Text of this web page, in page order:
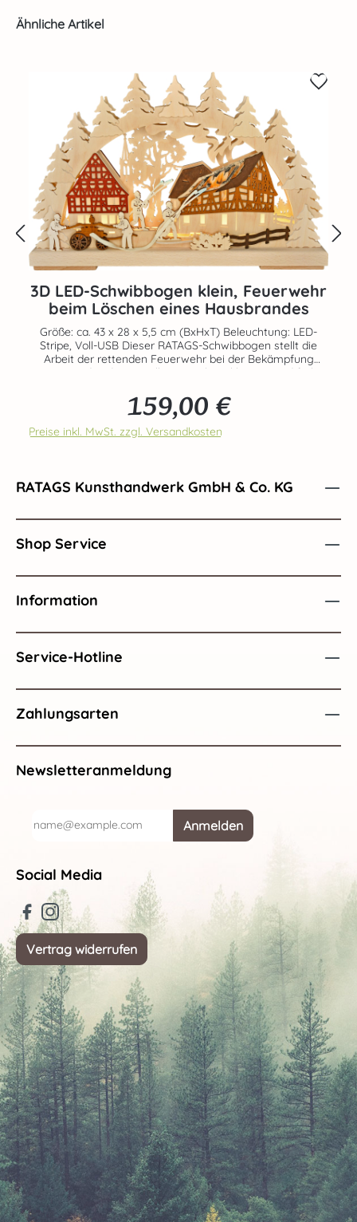
Produktgalerie überspringen
Ähnliche Artikel
3D LED-Schwibbogen klein, Feuerwehr
beim Löschen eines Hausbrandes
Größe: ca. 43 x 28 x 5,5 cm (BxHxT) Beleuchtung: LED-
Stripe, Voll-USB Dieser RATAGS-Schwibbogen stellt die
Arbeit der rettenden Feuerwehr bei der Bekämpfung
eines Brandes dar. Detaillierte Fachwerkhäuser und farbig
tragischen Geschehens einen großen Reiz. Die blendfrei
montierte LED-Beleuchtung verbreitet ein
stimmungsvolles Licht. Echte Handarbeit aus dem Hause
RATAGS - Made in Germany - 100% original Erzgebirge
Regulärer Preis:
159,00 €
Preise inkl. MwSt. zzgl. Versandkosten
RATAGS Kunsthandwerk GmbH & Co. KG
Shop Service
Information
Service-Hotline
Zahlungsarten
Newsletteranmeldung
Anmelden
Social Media
Vertrag widerrufen